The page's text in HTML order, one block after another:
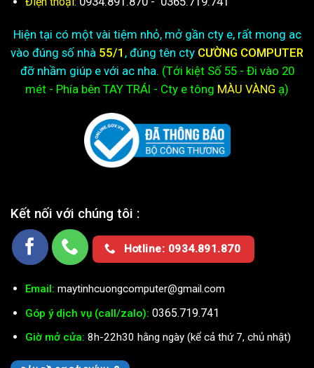
Hiện tại có một vài tiệm nhỏ, mở gần cty e, rất mong ac
vào đúng số nhà 55/1 , đúng tên cty CƯỜNG COMPUTER
đỡ nhầm giúp e với ac nha. (Tới kiệtSố 55 - Đi vào 20
mét - Phía bên TAY TRÁI - Cty e tông MÀU VÀNG ạ)
Kết nối với chúng tôi :
Hotline: 0934.891.870
Email: maytinhcuongcomputer@gmail.com
Góp ý dịch vụ (call/zalo): 0365.719.741
Giờ mở cửa: 8h-22h30 hằng ngày (kể cả thứ 7, chủ nhật)